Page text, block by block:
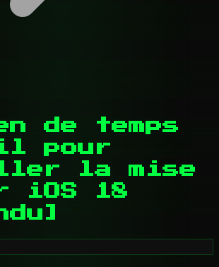
de temps
pour
la mise
iOS 18